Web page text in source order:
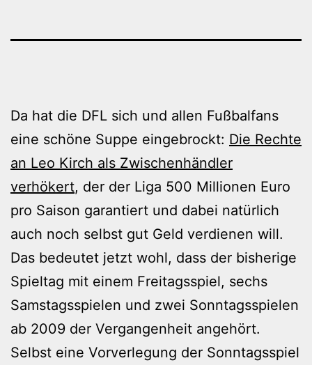
Da hat die DFL sich und allen Fußbalfans
eine schöne Suppe eingebrockt: Die Rechte
an Leo Kirch als Zwischenhändler
verhökert, der der Liga 500 Millionen Euro
pro Saison garantiert und dabei natürlich
auch noch selbst gut Geld verdienen will.
Das bedeutet jetzt wohl, dass der bisherige
Spieltag mit einem Freitagsspiel, sechs
Samstagsspielen und zwei Sonntagsspielen
ab 2009 der Vergangenheit angehört.
Selbst eine Vorverlegung der Sonntagsspiel